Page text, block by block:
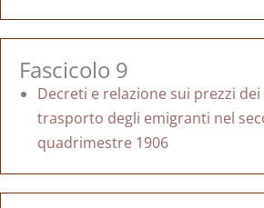
Fascicolo 9
Decreti e relazione sui prezzi
trasporto degli emigranti nel
quadrimestre 1906